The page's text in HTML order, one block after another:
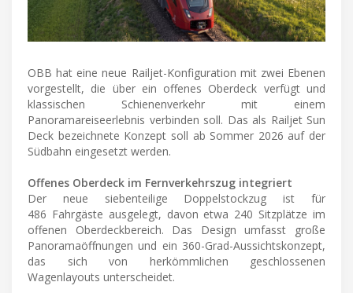
OBB hat eine neue Railjet-Konfiguration mit zwei Ebenen
vorgestellt, die über ein offenes Oberdeck verfügt und
klassischen Schienenverkehr mit einem
Panoramareiseerlebnis verbinden soll. Das als Railjet Sun
Deck bezeichnete Konzept soll ab Sommer 2026 auf der
Südbahn eingesetzt werden.
Offenes Oberdeck im Fernverkehrszug integriert
Der neue sieben­teilige Doppelstockzug ist für
486 Fahrgäste ausgelegt, davon etwa 240 Sitzplätze im
offenen Oberdeckbereich. Das Design umfasst große
Panoramaöffnungen und ein 360-Grad-Aussichtskonzept,
das sich von herkömmlichen geschlossenen
Wagenlayouts unterscheidet.